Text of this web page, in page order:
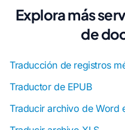
Explora más
de
Traducción de registros
Traductor de EPUB
Traducir archivo de Word